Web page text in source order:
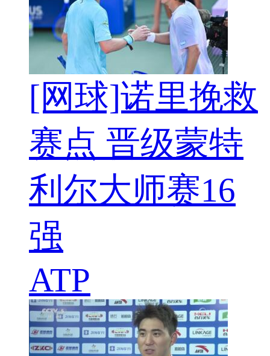
[网球]诺里挽救
赛点 晋级蒙特
利尔大师赛16
强
ATP